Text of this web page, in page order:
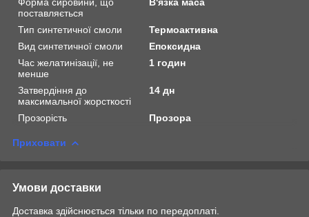
поставляється
Тип синтетичної смоли
Термоактивна
Вид синтетичної смоли
Епоксидна
Час желатинізації, не
менше
1 годин
Затвердіння до
максимальної жорсткості
14 дн
Прозорість Прозора
Приховати
Умови доставки
Доставка здійснюється тільки по передоплаті.